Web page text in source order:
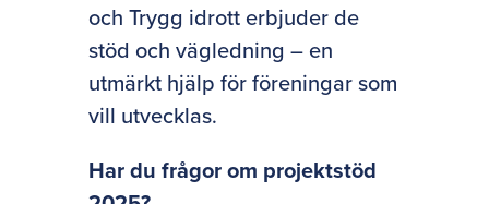
och Trygg idrott erbjuder de
stöd och vägledning – en
utmärkt hjälp för föreningar som
vill utvecklas.
Har du frågor om projektstöd